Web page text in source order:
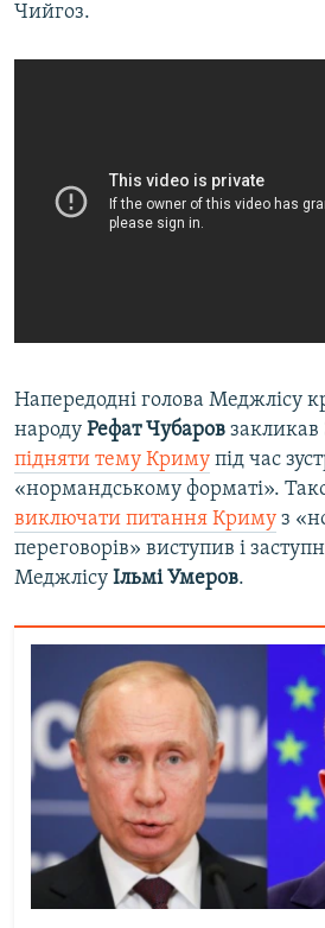
Чийгоз.
Напередодні голова Меджлісу
народу Рефат Чубаров закликав
підняти тему Криму під час
«нормандському форматі».
виключати питання Криму з
переговорів» виступив і
Меджлісу Ільмі Умеров.